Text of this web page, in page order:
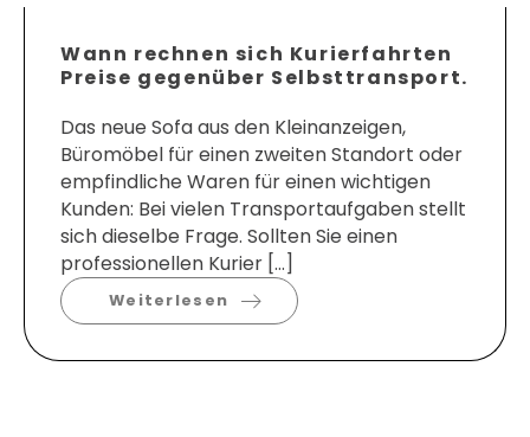
Wann rechnen sich Kurierfahrten
Preise gegenüber Selbsttransport.
Das neue Sofa aus den Kleinanzeigen,
Büromöbel für einen zweiten Standort oder
empfindliche Waren für einen wichtigen
Kunden: Bei vielen Transportaufgaben stellt
sich dieselbe Frage. Sollten Sie einen
professionellen Kurier […]
Weiterlesen